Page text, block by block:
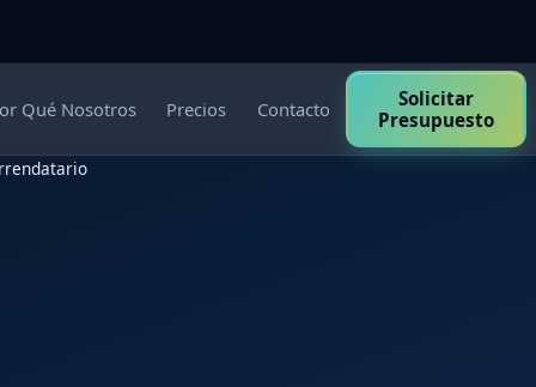
Qué Nosotros Precios Contacto
Solicitar
Presupuesto